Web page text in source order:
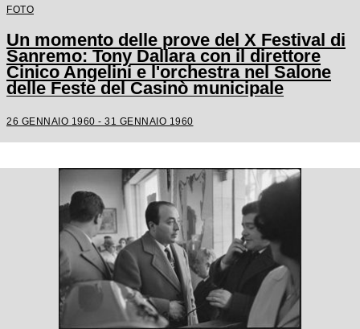
FOTO
Un momento delle prove del X Festival di
Sanremo: Tony Dallara con il direttore
Cinico Angelini e l'orchestra nel Salone
delle Feste del Casinò municipale
26 GENNAIO 1960 - 31 GENNAIO 1960